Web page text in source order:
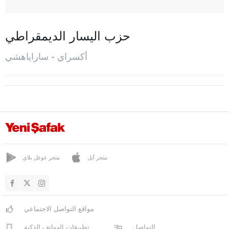
غولبينار
هيلفاديرا
صاغلق
ساراتلي
سليما
سلطان خانة
حزب اليسار الديمقراطي
أكسراي - ساراياهشي
متجر غوغل بلاي متجر آبل
مواقع التواصل الاجتماعي
تطبيقات الهواتف الذكية التواصل